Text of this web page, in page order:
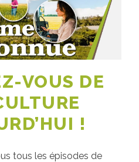
VOUS DE
!
tous les épisodes de